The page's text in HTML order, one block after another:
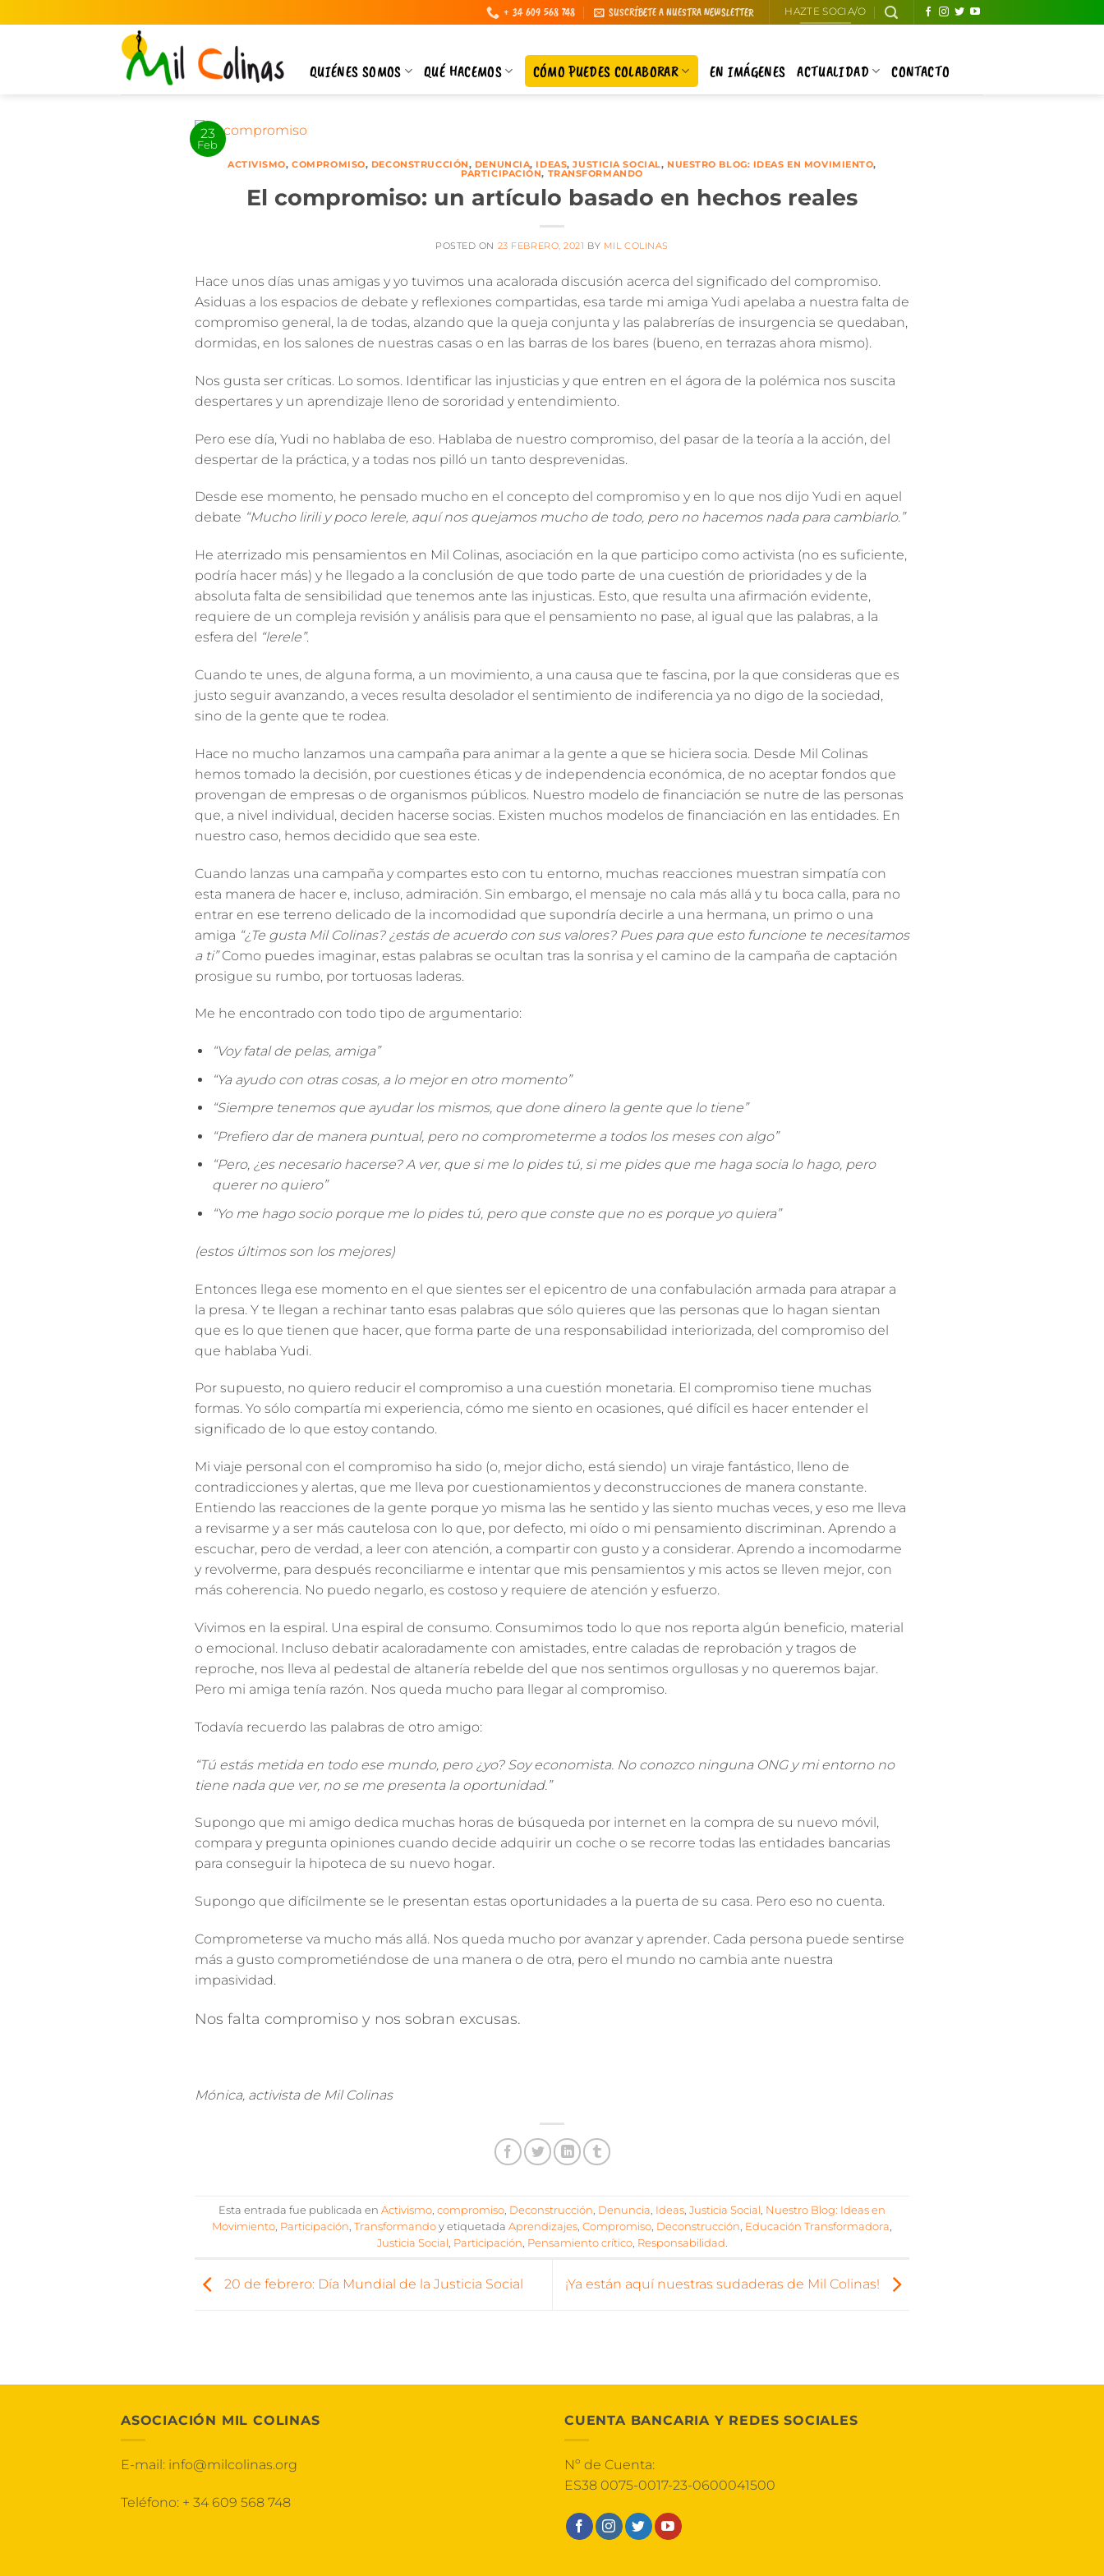
+ 34 609 568 748 SUSCRÍBETE A NUESTRA NEWSLETTER HAZTE SOCIA/O
QUIÉNES SOMOS QUÉ HACEMOS CÓMO PUEDES COLABORAR EN IMÁGENES ACTUALIDAD CONTACTO
23
Feb
ACTIVISMO,COMPROMISO, DECONSTRUCCIÓN, DENUNCIA, IDEAS,JUSTICIA SOCIAL, NUESTRO BLOG: IDEAS EN MOVIMIENTO,
PARTICIPACIÓN, TRANSFORMANDO
El compromiso: un artículo basado en hechos reales
POSTED ON 23 FEBRERO, 2021 BY MIL COLINAS
Hace unos días unas amigas y yo tuvimos una acalorada discusión acerca del significado del compromiso.
Asiduas a los espacios de debate y reflexiones compartidas, esa tarde mi amiga Yudi apelaba a nuestra falta de
compromiso general, la de todas, alzando que la queja conjunta y las palabrerías de insurgencia se quedaban,
dormidas, en los salones de nuestras casas o en las barras de los bares (bueno, en terrazas ahora mismo).
Nos gusta ser críticas. Lo somos. Identificar las injusticias y que entren en el ágora de la polémica nos suscita
despertares y un aprendizaje lleno de sororidad y entendimiento.
Pero ese día, Yudi no hablaba de eso. Hablaba de nuestro compromiso, del pasar de la teoría a la acción, del
despertar de la práctica, y a todas nos pilló un tanto desprevenidas.
Desde ese momento, he pensado mucho en el concepto del compromiso y en lo que nos dijo Yudi en aquel
debate “Mucho lirili y poco lerele, aquí nos quejamos mucho de todo, pero no hacemos nada para cambiarlo.”
He aterrizado mis pensamientos en Mil Colinas, asociación en la que participo como activista (no es suficiente,
podría hacer más) y he llegado a la conclusión de que todo parte de una cuestión de prioridades y de la
absoluta falta de sensibilidad que tenemos ante las injusticas. Esto, que resulta una afirmación evidente,
requiere de un compleja revisión y análisis para que el pensamiento no pase, al igual que las palabras, a la
esfera del “lerele”.
Cuando te unes, de alguna forma, a un movimiento, a una causa que te fascina, por la que consideras que es
justo seguir avanzando, a veces resulta desolador el sentimiento de indiferencia ya no digo de la sociedad,
sino de la gente que te rodea.
Hace no mucho lanzamos una campaña para animar a la gente a que se hiciera socia. Desde Mil Colinas
hemos tomado la decisión, por cuestiones éticas y de independencia económica, de no aceptar fondos que
provengan de empresas o de organismos públicos. Nuestro modelo de financiación se nutre de las personas
que, a nivel individual, deciden hacerse socias. Existen muchos modelos de financiación en las entidades. En
nuestro caso, hemos decidido que sea este.
Cuando lanzas una campaña y compartes esto con tu entorno, muchas reacciones muestran simpatía con
esta manera de hacer e, incluso, admiración. Sin embargo, el mensaje no cala más allá y tu boca calla, para no
entrar en ese terreno delicado de la incomodidad que supondría decirle a una hermana, un primo o una
amiga “¿Te gusta Mil Colinas? ¿estás de acuerdo con sus valores? Pues para que esto funcione te necesitamos
a ti”Como puedes imaginar, estas palabras se ocultan tras la sonrisa y el camino de la campaña de captación
prosigue su rumbo, por tortuosas laderas.
Me he encontrado con todo tipo de argumentario:
“Voy fatal de pelas, amiga”
“Ya ayudo con otras cosas, a lo mejor en otro momento”
“Siempre tenemos que ayudar los mismos, que done dinero la gente que lo tiene”
“Prefiero dar de manera puntual, pero no comprometerme a todos los meses con algo”
“Pero, ¿es necesario hacerse? A ver, que si me lo pides tú, si me pides que me haga socia lo hago, pero
querer no quiero”
“Yo me hago socio porque me lo pides tú, pero que conste que no es porque yo quiera”
(estos últimos son los mejores)
Entonces llega ese momento en el que sientes ser el epicentro de una confabulación armada para atrapar a
la presa. Y te llegan a rechinar tanto esas palabras que sólo quieres que las personas que lo hagan sientan
que es lo que tienen que hacer, que forma parte de una responsabilidad interiorizada, del compromiso del
que hablaba Yudi.
Por supuesto, no quiero reducir el compromiso a una cuestión monetaria. El compromiso tiene muchas
formas. Yo sólo compartía mi experiencia, cómo me siento en ocasiones, qué difícil es hacer entender el
significado de lo que estoy contando.
Mi viaje personal con el compromiso ha sido (o, mejor dicho, está siendo) un viraje fantástico, lleno de
contradicciones y alertas, que me lleva por cuestionamientos y deconstrucciones de manera constante.
Entiendo las reacciones de la gente porque yo misma las he sentido y las siento muchas veces, y eso me lleva
a revisarme y a ser más cautelosa con lo que, por defecto, mi oído o mi pensamiento discriminan. Aprendo a
escuchar, pero de verdad, a leer con atención, a compartir con gusto y a considerar. Aprendo a incomodarme
y revolverme, para después reconciliarme e intentar que mis pensamientos y mis actos se lleven mejor, con
más coherencia. No puedo negarlo, es costoso y requiere de atención y esfuerzo.
Vivimos en la espiral. Una espiral de consumo. Consumimos todo lo que nos reporta algún beneficio, material
o emocional. Incluso debatir acaloradamente con amistades, entre caladas de reprobación y tragos de
reproche, nos lleva al pedestal de altanería rebelde del que nos sentimos orgullosas y no queremos bajar.
Pero mi amiga tenía razón. Nos queda mucho para llegar al compromiso.
Todavía recuerdo las palabras de otro amigo:
“Tú estás metida en todo ese mundo, pero ¿yo? Soy economista. No conozco ninguna ONG y mi entorno no
tiene nada que ver, no se me presenta la oportunidad.”
Supongo que mi amigo dedica muchas horas de búsqueda por internet en la compra de su nuevo móvil,
compara y pregunta opiniones cuando decide adquirir un coche o se recorre todas las entidades bancarias
para conseguir la hipoteca de su nuevo hogar.
Supongo que difícilmente se le presentan estas oportunidades a la puerta de su casa. Pero eso no cuenta.
Comprometerse va mucho más allá. Nos queda mucho por avanzar y aprender. Cada persona puede sentirse
más a gusto comprometiéndose de una manera o de otra, pero el mundo no cambia ante nuestra
impasividad.
Nos falta compromiso y nos sobran excusas.
Mónica, activista de Mil Colinas
Esta entrada fue publicada en Activismo compromiso Deconstrucción Denuncia Ideas Justicia Social Nuestro Blog: Ideas en
Movimiento Participación Transformando y etiquetada Aprendizajes Compromiso Deconstrucción Educación Transformadora
Justicia Social Participación Pensamiento crítico, Responsabilidad
20 de febrero: Día Mundial de la Justicia Social ¡Ya están aquí nuestras sudaderas de Mil Colinas!
ASOCIACIÓN MIL COLINAS
E-mail: info@milcolinas.org
Teléfono: + 34 609 568 748
CUENTA BANCARIA Y REDES SOCIALES
Nº de Cuenta:
ES38 0075-0017-23-0600041500